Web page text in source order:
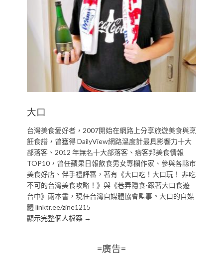
大口
台灣美食愛好者，2007開始在網路上分享旅遊美食與烹
飪食譜，曾獲得 DailyView網路溫度計最具影響力十大
部落客、2012 年無名十大部落客、痞客邦美食情報
TOP10，曾任蘋果日報飲食男女專欄作家、參與各縣市
美食好店、伴手禮評審，著有《大口吃！大口玩！ 非吃
不可的台灣美食攻略！》與《巷弄隱食-跟著大口食遊
台中》兩本書，現任台灣自媒體協會監事。大口的自媒
體 linktr.ee/zine1215
顯示完整個人檔案 →
=廣告=